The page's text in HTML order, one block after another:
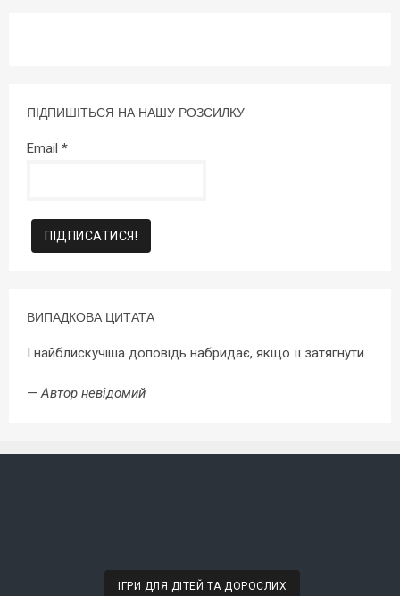
ПІДПИШІТЬСЯ НА НАШУ РОЗСИЛКУ
Email *
ВИПАДКОВА ЦИТАТА
І найблискучіша доповідь набридає, якщо її затягнути.
—Автор невідомий
ІГРИ ДЛЯ ДІТЕЙ ТА ДОРОСЛИХ